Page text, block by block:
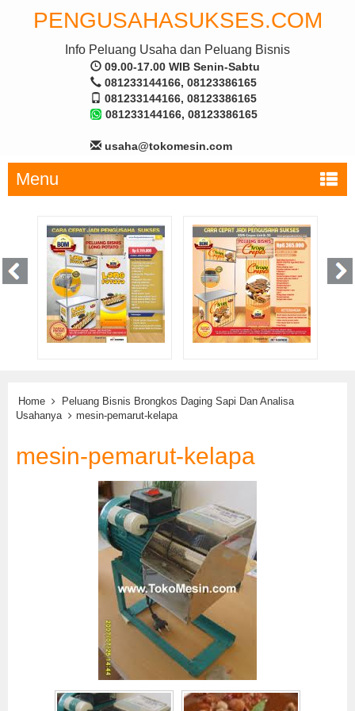
PENGUSAHASUKSES.COM
Info Peluang Usaha dan Peluang Bisnis
09.00-17.00 WIB Senin-Sabtu
081233144166, 08123386165
081233144166, 08123386165
081233144166, 08123386165
usaha@tokomesin.com
Menu
Home
Peluang Bisnis Brongkos Daging Sapi Dan Analisa
Usahanya
mesin-pemarut-kelapa
mesin-pemarut-kelapa